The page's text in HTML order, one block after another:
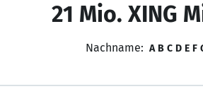
21 Mio. XING
Nachname: A B C D E F